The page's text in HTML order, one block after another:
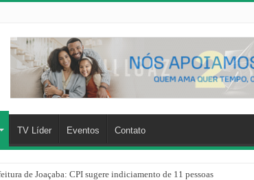
TV Líder Eventos Contato
de Joaçaba: CPI sugere indiciamento de 11 pessoas